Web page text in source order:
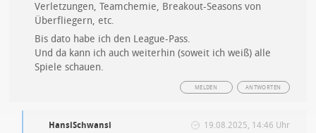
Verletzungen, Teamchemie, Breakout-Seasons von
Überfliegern, etc.
Bis dato habe ich den League-Pass.
Und da kann ich auch weiterhin (soweit ich weiß) alle
Spiele schauen.
ANTWORTEN
MELDEN
HansiSchwansi 19.08.2025, 14:46 Uhr